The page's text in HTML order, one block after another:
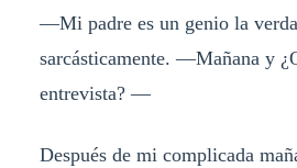
—Mi padre es un genio la
sarcásticamente. —Mañana y
entrevista? —
Después de mi complicada